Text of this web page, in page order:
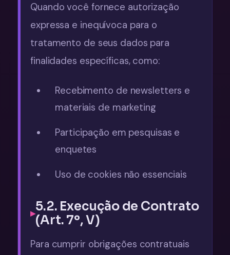
Quando você fornece autorização
expressa e inequívoca para o
tratamento de seus dados para
finalidades específicas, como:
Recebimento de newsletters e
materiais de marketing
Participação em pesquisas e
enquetes
Uso de cookies não essenciais
5.2. Execução de Contrato
(Art. 7º, V)
Para cumprir obrigações contratuais